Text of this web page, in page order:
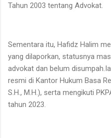
Tahun 2003 tentang Advokat.
Sementara itu, Hafidz Halim
yang dilaporkan, statusnya
advokat dan belum
resmi di Kantor Hukum Basa
S.H., M.H.), serta mengikuti
tahun 2023.